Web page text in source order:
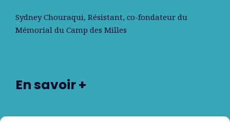
Sydney Chouraqui, Résistant, co-fondateur du
Mémorial du Camp des Milles
En savoir +